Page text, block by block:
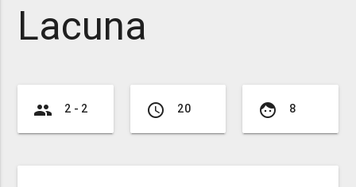
Lacuna
group 2 - 2 access_time 20 face 8